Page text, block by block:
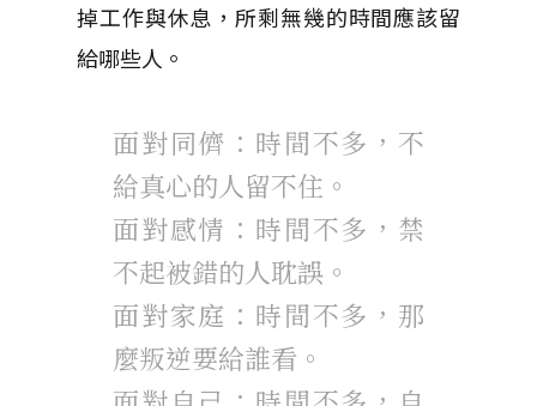
掉工作與休息，所剩無幾的時間應該留
給哪些人。
面對同儕：時間不多，不
給真心的人留不住。
面對感情：時間不多，禁
不起被錯的人耽誤。
面對家庭：時間不多，那
麼叛逆要給誰看。